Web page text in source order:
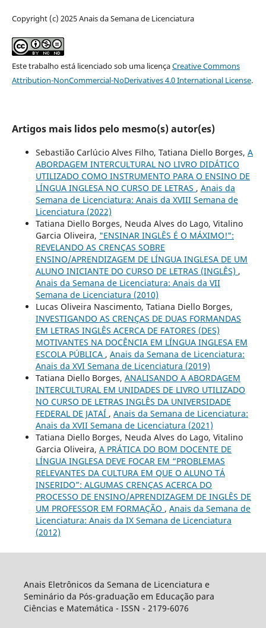
Copyright (c) 2025 Anais da Semana de Licenciatura
Este trabalho está licenciado sob uma licençaCreative Commons
Attribution-NonCommercial-NoDerivatives 4.0 International License.
Artigos mais lidos pelo mesmo(s) autor(es)
Sebastião Carlúcio Alves Filho, Tatiana Diello Borges, A
ABORDAGEM INTERCULTURAL NO LIVRO DIDÁTICO
UTILIZADO COMO INSTRUMENTO PARA O ENSINO DE
LÍNGUA INGLESA NO CURSO DE LETRAS , Anais da
Semana de Licenciatura: Anais da XVIII Semana de
Licenciatura (2022)
Tatiana Diello Borges, Neuda Alves do Lago, Vitalino
Garcia Oliveira, "ENSINAR INGLÊS É O MÁXIMO!":
REVELANDO AS CRENÇAS SOBRE
ENSINO/APRENDIZAGEM DE LÍNGUA INGLESA DE UM
ALUNO INICIANTE DO CURSO DE LETRAS (INGLÊS) ,
Anais da Semana de Licenciatura: Anais da VII
Semana de Licenciatura (2010)
Lucas Oliveira Nascimento, Tatiana Diello Borges,
INVESTIGANDO AS CRENÇAS DE DUAS FORMANDAS
EM LETRAS INGLÊS ACERCA DE FATORES (DES)
MOTIVANTES NA DOCÊNCIA EM LÍNGUA INGLESA EM
ESCOLA PÚBLICA , Anais da Semana de Licenciatura:
Anais da XVI Semana de Licenciatura (2019)
Tatiana Diello Borges, ANALISANDO A ABORDAGEM
INTERCULTURAL EM UNIDADES DE LIVRO UTILIZADO
NO CURSO DE LETRAS INGLÊS DA UNIVERSIDADE
FEDERAL DE JATAÍ , Anais da Semana de Licenciatura:
Anais da XVII Semana de Licenciatura (2021)
Tatiana Diello Borges, Neuda Alves do Lago, Vitalino
Garcia Oliveira, A PRÁTICA DO BOM DOCENTE DE
LÍNGUA INGLESA DEVE FOCAR EM “PROBLEMAS
RELEVANTES DA CULTURA EM QUE O ALUNO TÁ
INSERIDO”: ALGUMAS CRENÇAS ACERCA DO
PROCESSO DE ENSINO/APRENDIZAGEM DE INGLÊS DE
UM PROFESSOR EM FORMAÇÃO , Anais da Semana de
Licenciatura: Anais da IX Semana de Licenciatura
(2012)
Anais Eletrônicos da Semana de Licenciatura e
Seminário da Pós-graduação em Educação para
Ciências e Matemática - ISSN - 2179-6076